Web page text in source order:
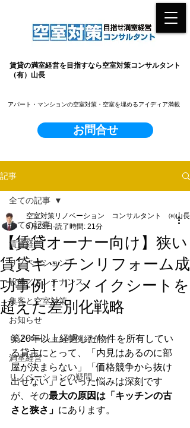
賃貸の満室経営を目指すなら空室対策コンサルタント
（有）山長
お問合せ
​アパート・マンションの空室対策・空室を埋めるアイディア満載
記事
全ての記事
賃貸経営
リノベーション
設備／メンテナンス
集客と空室対策
お知らせ
リノベーション事例紹介
満室経営
リノベーションの疑問
全ての記事
【賃貸オーナー向け】狭い
賃貸キッチンリフォーム成
功事例！リメイクシートを
超えた差別化戦略
空室対策リノベーション コンサルタント ㈲山長
5月23日 読了時間: 21分
築20年以上経過した物件を所有してい
る貸主にとって、「内見はあるのに部
屋が決まらない」「価格競争から抜け
出せない」といった悩みは深刻です
が、その最大の原因は「キッチンの古
さと狭さ」 にあります。